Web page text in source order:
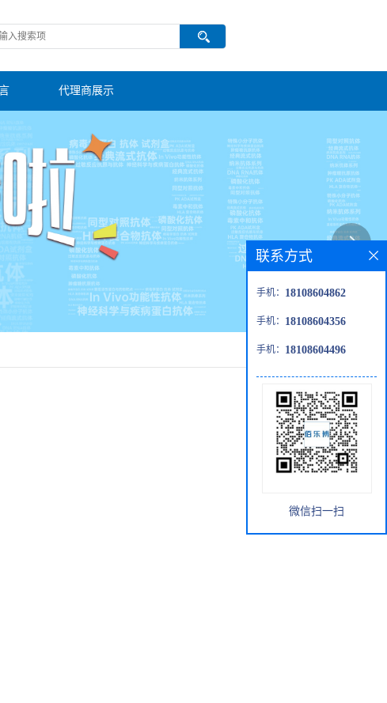
代理商展示
联系方式
手机： 18108604862
手机： 18108604356
手机： 18108604496
微信扫一扫